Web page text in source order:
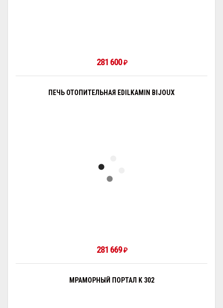
281 600₽
ПЕЧЬ ОТОПИТЕЛЬНАЯ EDILKAMIN BIJOUX
281 669₽
МРАМОРНЫЙ ПОРТАЛ K 302